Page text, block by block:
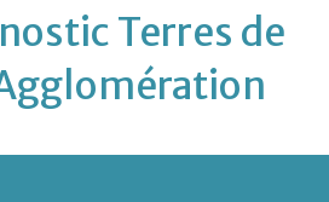
Terres de